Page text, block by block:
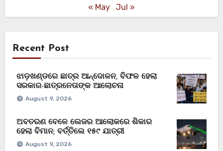
« May Jul »
Recent Post
ଝାଡ଼ଖଣ୍ଡରେ ଛାତ୍ର ଆନ୍ଦୋଳନ, ବିଫଳ ହେଲା
ସରକାର-ଛାତ୍ରନେତାଙ୍କ ଆଲୋଚନା
August 9, 2026
ଅବତରଣ ବେଳେ ଲେଜର ଆଲୋକରେ ଶିକାର
ହେଲା ବିମାନ; ବର୍ତ୍ତିଲେ ୧୫୯ ଯାତ୍ରୀ
August 9, 2026